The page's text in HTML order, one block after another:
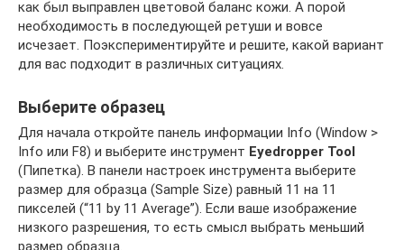
как был выправлен цветовой баланс кожи. А порой
необходимость в последующей ретуши и вовсе
исчезает. Поэкспериментируйте и решите, какой вариант
для вас подходит в различных ситуациях.
Выберите образец
Для начала откройте панель информации Info (Window >
Info или F8) и выберите инструмент Eyedropper Tool
(Пипетка). В панели настроек инструмента выберите
размер для образца (Sample Size) равный 11 на 11
пикселей (“11 by 11 Average”). Если ваше изображение
низкого разрешения, то есть смысл выбрать меньший
размер образца.